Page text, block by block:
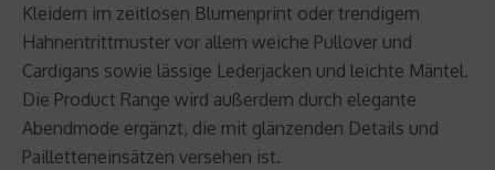
Kleidern im zeitlosen Blumenprint oder trendigem
Hahnentrittmuster vor allem weiche Pullover und
Cardigans sowie lässige Lederjacken und leichte Mäntel.
Die Product Range wird außerdem durch elegante
Abendmode ergänzt, die mit glänzenden Details und
Pailletteneinsätzen versehen ist.